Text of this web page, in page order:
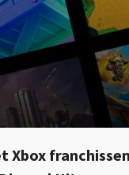
Xbox